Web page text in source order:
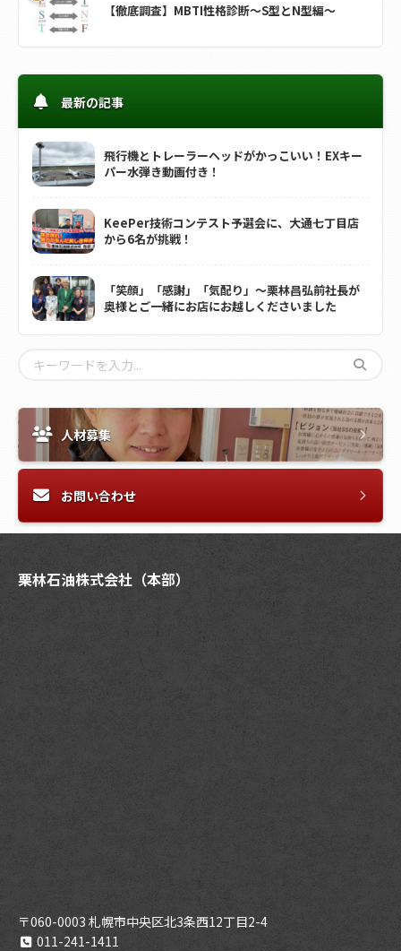
【徹底調査】MBTI性格診断～S型とN型編～
最新の記事
飛行機とトレーラーヘッドがかっこいい！EXキー
パー水弾き動画付き！
KeePer技術コンテスト予選会に、大通七丁目店
から6名が挑戦！
「笑顔」「感謝」「気配り」～栗林昌弘前社長が
奥様とご一緒にお店にお越しくださいました
人材募集
お問い合わせ
栗林石油株式会社（本部）
〒060-0003 札幌市中央区北3条西12丁目2-4
011-241-1411